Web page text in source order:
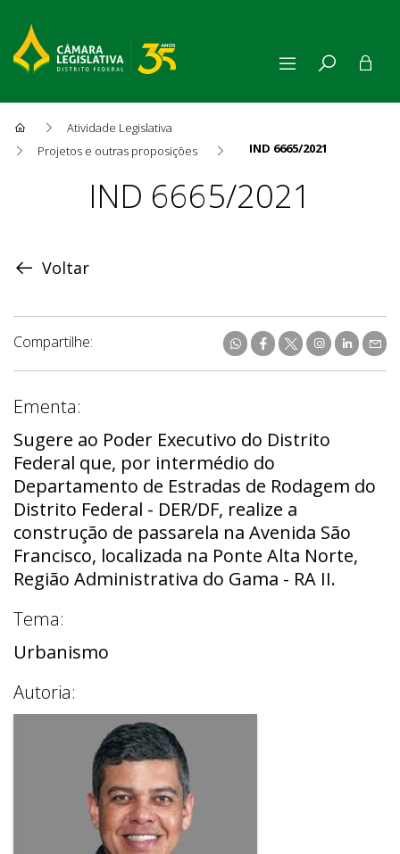
Atividade Legislativa
Projetos e outras proposições
IND 6665/2021
ProposiçãoIND 6665/2021
Voltar
Compartilhe:
Ementa:
Sugere ao Poder Executivo do Distrito
Federal que, por intermédio do
Departamento de Estradas de Rodagem do
Distrito Federal - DER/DF, realize a
construção de passarela na Avenida São
Francisco, localizada na Ponte Alta Norte,
Região Administrativa do Gama - RA II.
Tema:
Urbanismo
Autoria: